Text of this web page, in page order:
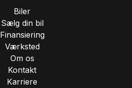
Biler
Sælg din bil
Finansiering
Værksted
Om os
Kontakt
Karriere